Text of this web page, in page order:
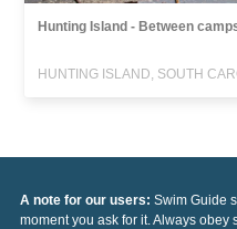
Hunting Island - Between
HUNTING ISLAND, SOUTH
A note for our users: Swim Guide
moment you ask for it. Always